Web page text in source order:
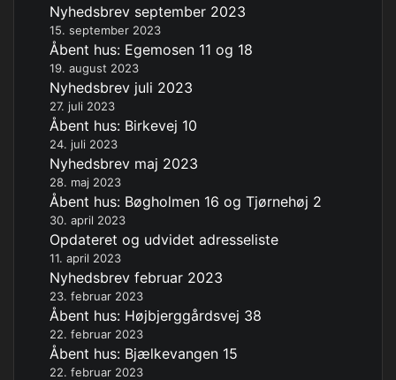
Nyhedsbrev september 2023
15. september 2023
Åbent hus: Egemosen 11 og 18
19. august 2023
Nyhedsbrev juli 2023
27. juli 2023
Åbent hus: Birkevej 10
24. juli 2023
Nyhedsbrev maj 2023
28. maj 2023
Åbent hus: Bøgholmen 16 og Tjørnehøj 2
30. april 2023
Opdateret og udvidet adresseliste
11. april 2023
Nyhedsbrev februar 2023
23. februar 2023
Åbent hus: Højbjerggårdsvej 38
22. februar 2023
Åbent hus: Bjælkevangen 15
22. februar 2023